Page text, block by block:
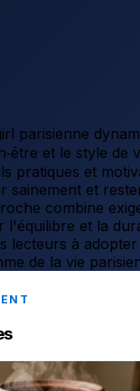
parisienne
et le style de
pratiques et
sainement et
combine
l'équilibre et la
lecteurs à
de la vie